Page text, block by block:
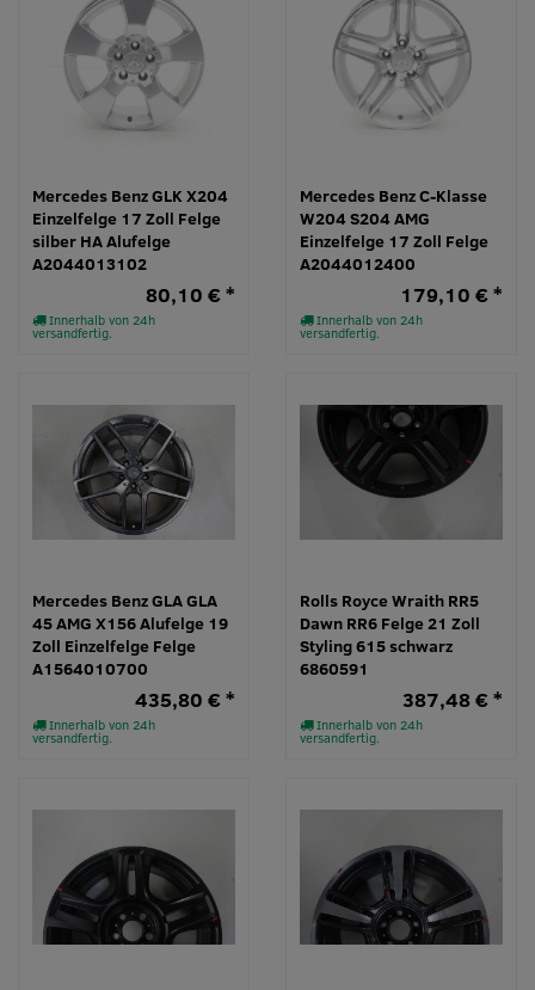
Mercedes Benz GLK X204
Einzelfelge 17 Zoll Felge
silber HA Alufelge
A2044013102
Innerhalb von 24h
versandfertig.
80,10 € *
Mercedes Benz C-Klasse
W204 S204 AMG
Einzelfelge 17 Zoll Felge
A2044012400
Innerhalb von 24h
versandfertig.
179,10 € *
Mercedes Benz GLA GLA
45 AMG X156 Alufelge 19
Zoll Einzelfelge Felge
A1564010700
Innerhalb von 24h
versandfertig.
435,80 € *
Rolls Royce Wraith RR5
Dawn RR6 Felge 21 Zoll
Styling 615 schwarz
6860591
Innerhalb von 24h
versandfertig.
387,48 € *